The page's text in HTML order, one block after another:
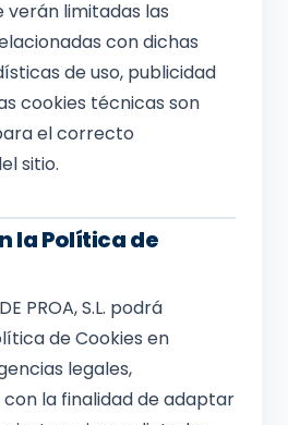
verán limitadas las
con dichas
de uso, publicidad
cookies técnicas son
el correcto
sitio.
la Política de
PROA, S.L. podrá
de Cookies en
legales,
la finalidad de adaptar